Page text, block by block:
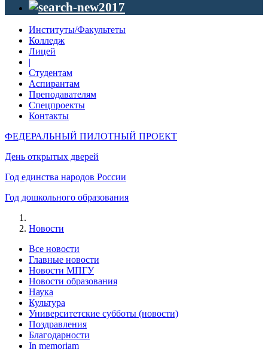
Институты/Факультеты
Колледж
Лицей
|
Студентам
Аспирантам
Преподавателям
Спецпроекты
Контакты
ФЕДЕРАЛЬНЫЙ ПИЛОТНЫЙ ПРОЕКТ
День открытых дверей
Год единства народов России
Год дошкольного образования
Новости
Все новости
Главные новости
Новости МПГУ
Новости образования
Наука
Культура
Университетские субботы (новости)
Поздравления
Благодарности
In memoriam